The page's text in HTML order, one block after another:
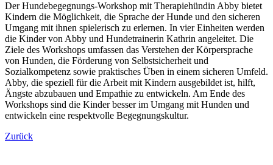
Der Hundebegegnungs-Workshop mit Therapiehündin Abby bietet
Kindern die Möglichkeit, die Sprache der Hunde und den sicheren
Umgang mit ihnen spielerisch zu erlernen. In vier Einheiten werden
die Kinder von Abby und Hundetrainerin Kathrin angeleitet. Die
Ziele des Workshops umfassen das Verstehen der Körpersprache
von Hunden, die Förderung von Selbstsicherheit und
Sozialkompetenz sowie praktisches Üben in einem sicheren Umfeld.
Abby, die speziell für die Arbeit mit Kindern ausgebildet ist, hilft,
Ängste abzubauen und Empathie zu entwickeln. Am Ende des
Workshops sind die Kinder besser im Umgang mit Hunden und
entwickeln eine respektvolle Begegnungskultur.
Zurück